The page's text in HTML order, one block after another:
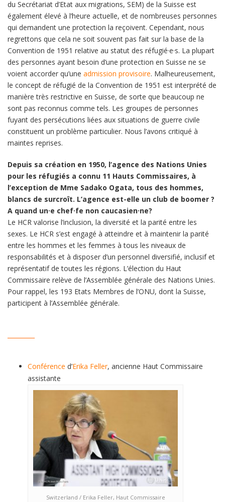
du Secrétariat d’Etat aux migrations, SEM) de la Suisse est
également élevé à l’heure actuelle, et de nombreuses personnes
qui demandent une protection la reçoivent. Cependant, nous
regrettons que cela ne soit souvent pas fait sur la base de la
Convention de 1951 relative au statut des réfugié·e·s. La plupart
des personnes ayant besoin d’une protection en Suisse ne se
voient accorder qu’une admission provisoire. Malheureusement,
le concept de réfugié de la Convention de 1951 est interprété de
manière très restrictive en Suisse, de sorte que beaucoup ne
sont pas reconnus comme tels. Les groupes de personnes
fuyant des persécutions liées aux situations de guerre civile
constituent un problème particulier. Nous l’avons critiqué à
maintes reprises.
Depuis sa création en 1950, l’agence des Nations Unies
pour les réfugiés a connu 11 Hauts Commissaires, à
l’exception de Mme Sadako Ogata, tous des hommes,
blancs de surcroît. L’agence est-elle un club de boomer ?
A quand un·e chef·fe non caucasien·ne?
Le HCR valorise l’inclusion, la diversité et la parité entre les
sexes. Le HCR s’est engagé à atteindre et à maintenir la parité
entre les hommes et les femmes à tous les niveaux de
responsabilités et à disposer d’un personnel diversifié, inclusif et
représentatif de toutes les régions. L’élection du Haut
Commissaire relève de l’Assemblée générale des Nations Unies.
Pour rappel, les 193 Etats Membres de l’ONU, dont la Suisse,
participent à l’Assemblée générale.
Conférence d’Erika Feller, ancienne Haut Commissaire
assistante
Switzerland / Erika Feller, Haut Commissaire